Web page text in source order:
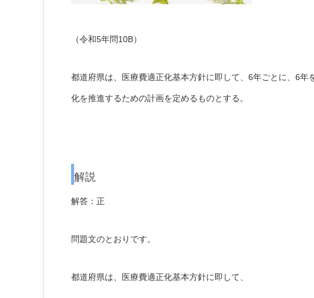
（令和5年問10B）
都道府県は、医療費適正化基本方針に即して、6年ごとに、6
化を推進するための計画を定めるものとする。
解説
解答：正
問題文のとおりです。
都道府県は、医療費適正化基本方針に即して、